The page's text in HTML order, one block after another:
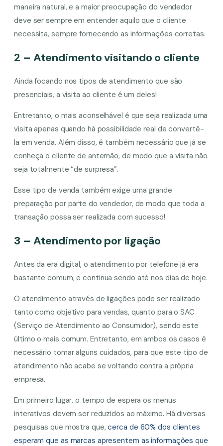
maneira natural, e a maior preocupação do vendedor
deve ser sempre em entender aquilo que o cliente
necessita, sempre fornecendo as informações corretas.
2 – Atendimento visitando o cliente
Ainda focando nos tipos de atendimento que são
presenciais, a visita ao cliente é um deles!
Entretanto, o mais aconselhável é que seja realizada uma
visita apenas quando há possibilidade real de convertê-
la em venda. Além disso, é também necessário que já se
conheça o cliente de antemão, de modo que a visita não
seja totalmente “de surpresa”.
Esse tipo de venda também exige uma grande
preparação por parte do vendedor, de modo que toda a
transação possa ser realizada com sucesso!
3 – Atendimento por ligação
Antes da era digital, o atendimento por telefone já era
bastante comum, e continua sendo até nos dias de hoje.
O atendimento através de ligações pode ser realizado
tanto como objetivo para vendas, quanto para o SAC
(Serviço de Atendimento ao Consumidor), sendo este
último o mais comum. Entretanto, em ambos os casos é
necessário tomar alguns cuidados, para que este tipo de
atendimento não acabe se voltando contra a própria
empresa.
Em primeiro lugar, o tempo de espera os menus
interativos devem ser reduzidos ao máximo. Há diversas
pesquisas que mostra que, cerca de 60% dos clientes
esperam que as marcas apresentem as informações que